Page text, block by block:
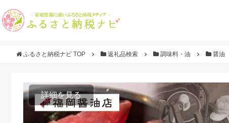
ふるさと納税ナビ TOP 返礼品検索 調味料・油 醤油
詳細を見る